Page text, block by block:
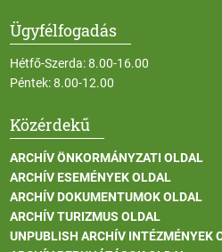
Ügyfélfogadás
Hétfő-Szerda: 8.00-16.00
Péntek: 8.00-12.00
Közérdekű
ARCHÍV ÖNKORMÁNYZATI OLDAL
ARCHÍV ESEMÉNYEK OLDAL
ARCHÍV DOKUMENTUMOK OLDAL
ARCHÍV TURIZMUS OLDAL
UNPUBLISH ARCHÍV INTÉZMÉNYEK